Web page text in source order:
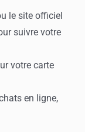
le site officiel
suivre votre
votre carte
en ligne,